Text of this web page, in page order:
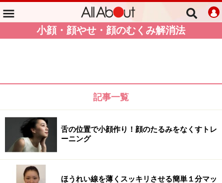
小顔・顔やせ・顔のむくみ解消法
記事一覧
舌の位置で小顔作り！顔のたるみをなくすトレ
ーニング
ほうれい線を薄くスッキリさせる簡単１分マッ